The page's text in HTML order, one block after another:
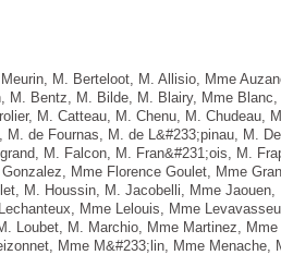
M. Berteloot, M. Allisio, Mme
M. Bentz, M. Bilde, M. Blairy, Mme
M. Catteau, M. Chenu, M. Chudeau,
M. de Fournas, M. de L&#233;pinau, M.
M. Falcon, M. Fran&#231;ois, M.
Mme Florence Goulet, Mme
M. Houssin, M. Jacobelli, Mme
Mme Lelouis, Mme
Loubet, M. Marchio, Mme Martinez,
Mme M&#233;lin, Mme Menache,